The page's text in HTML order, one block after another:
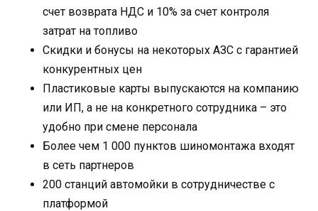
счет возврата НДС и 10% за счет контроля
затрат на топливо
Скидки и бонусы на некоторых АЗС с гарантией
конкурентных цен
Пластиковые карты выпускаются на компанию
или ИП, а не на конкретного сотрудника – это
удобно при смене персонала
Более чем 1 000 пунктов шиномонтажа входят
в сеть партнеров
200 станций автомойки в сотрудничестве с
платформой